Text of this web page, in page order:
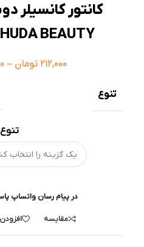
کانتور کانسیلر
HUDA BEAUTY کد HCC323
۲۱۲,۰۰۰ تومان –
تنوع
تنوع
در پیام رسان واتساپ
مقایسه